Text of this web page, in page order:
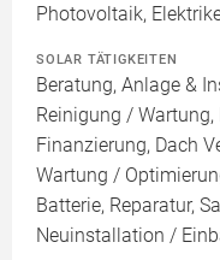
Photovoltaik,
SOLAR TÄTIGKEITEN
Beratung, Anlage &
Reinigung /
Finanzierung, Dach
Wartung /
Batterie, Reparatur,
Neuinstallation /